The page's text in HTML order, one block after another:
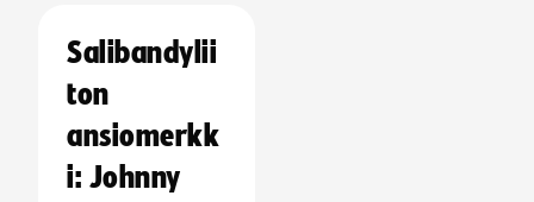
Salibandylii
ton
ansiomerkk
i: Johnny